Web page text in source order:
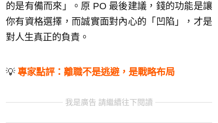
的是有備而來」。原 PO 最後建議，錢的功能是讓
你有資格選擇，而誠實面對內心的「凹陷」，才是
對人生真正的負責。
💡 專家點評：離職不是逃避，是戰略布局
我是廣告 請繼續往下閱讀